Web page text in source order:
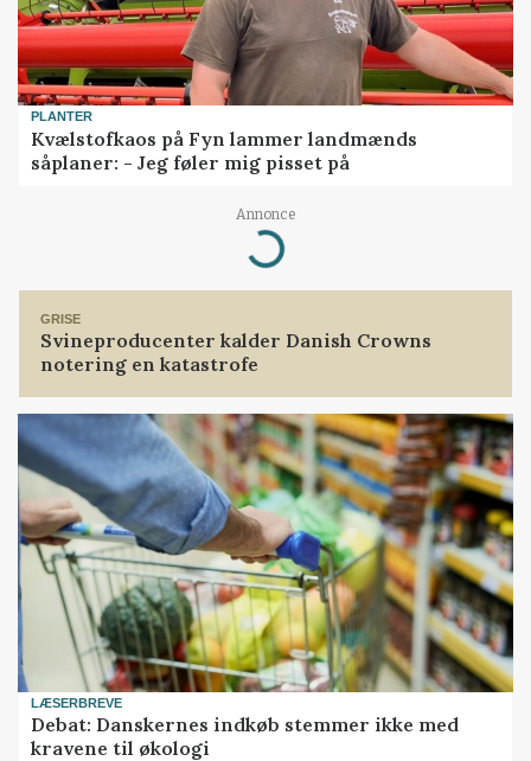
PLANTER
Kvælstofkaos på Fyn lammer landmænds
såplaner: - Jeg føler mig pisset på
Annonce
Loading...
GRISE
Svineproducenter kalder Danish Crowns
notering en katastrofe
LÆSERBREVE
Debat: Danskernes indkøb stemmer ikke med
kravene til økologi